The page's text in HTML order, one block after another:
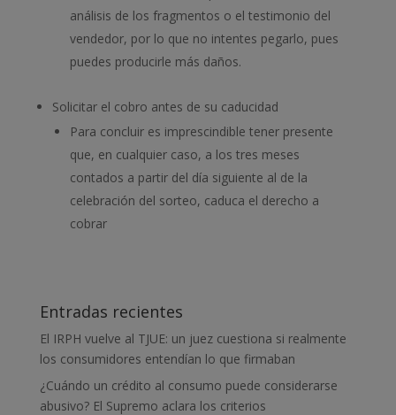
análisis de los fragmentos o el testimonio del
vendedor, por lo que no intentes pegarlo, pues
puedes producirle más daños.
Solicitar el cobro antes de su caducidad
Para concluir es imprescindible tener presente
que, en cualquier caso, a los tres meses
contados a partir del día siguiente al de la
celebración del sorteo, caduca el derecho a
cobrar
Entradas recientes
El IRPH vuelve al TJUE: un juez cuestiona si realmente
los consumidores entendían lo que firmaban
¿Cuándo un crédito al consumo puede considerarse
abusivo? El Supremo aclara los criterios